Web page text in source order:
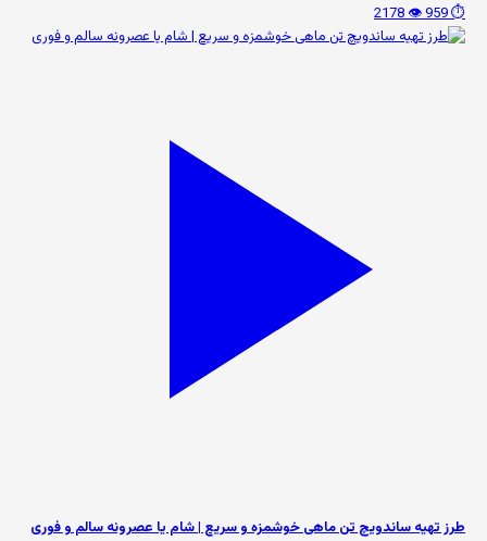
⏱️ 959
👁️ 2178
طرز تهیه ساندویچ تن ماهی خوشمزه و سریع | شام یا عصرونه سالم و فوری